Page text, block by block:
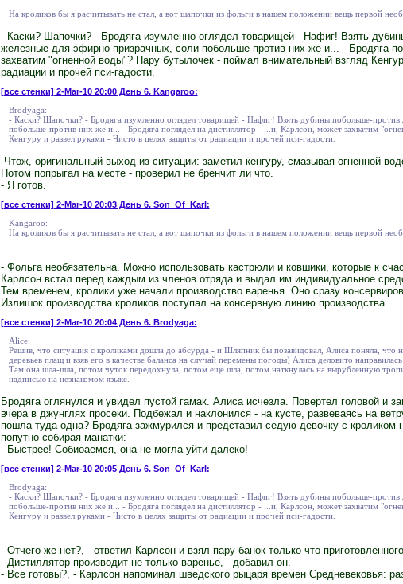
На кроликов бы я расчитывать не стал, а вот шапочки из фольги в нашем положении вещь первой
- Каски? Шапочки? - Бродяга изумленно оглядел товарищей - Нафиг! Взять
железные-для эфирно-призрачных, соли побольше-против них же и... - Бродяга
захватим "огненной воды"? Пару бутылочек - поймал внимательный взгляд
радиации и прочей пси-гадости.
[все стенки] 2-Mar-10 20:00 День 6. Kangaroo:
Brodyaga:
- Каски? Шапочки? - Бродяга изумленно оглядел товарищей - Нафиг! Взять дубины побольше-
побольше-против них же и... - Бродяга поглядел на дистиллятор - ...и, Карлсон, может захватим
Кенгуру и развел руками - Чисто в целях защиты от радиации и прочей пси-гадости.
-Чтож, оригинальный выход из ситуации: заметил кенгуру, смазывая огненной
Потом попрыгал на месте - проверил не бренчит ли что.
- Я готов.
[все стенки] 2-Mar-10 20:03 День 6. Son_Of_Karl:
Kangaroo:
На кроликов бы я расчитывать не стал, а вот шапочки из фольги в нашем положении вещь первой
- Фольга необязательна. Можно использовать кастрюли и ковшики, которые к
Карлсон встал перед каждым из членов отряда и выдал им индивидуальное
Тем временем, кролики уже начали производство варенья. Оно сразу
Излишок производства кроликов поступал на консервную линию производства.
[все стенки] 2-Mar-10 20:04 День 6. Brodyaga:
Alice:
Решив, что ситуация с кроликами дошла до абсурда - и Шляпник бы позавидовал, Алиса поняла, что
деревьев плащ и взяв его в качестве баланса на случай перемены погоды) Алиса деловито
Там она шла-шла, потом чуток передохнула, потом еще шла, потом наткнулась на вырубленную
надписью на незнакомом языке.
Бродяга оглянулся и увидел пустой гамак. Алиса исчезла. Повертел головой и
вчера в джунглях просеки. Подбежал и наклонился - на кусте, развеваясь на
пошла туда одна? Бродяга зажмурился и представил седую девочку с кроликом
попутно собирая манатки:
- Быстрее! Собиоаемся, она не могла уйти далеко!
[все стенки] 2-Mar-10 20:05 День 6. Son_Of_Karl:
Brodyaga:
- Каски? Шапочки? - Бродяга изумленно оглядел товарищей - Нафиг! Взять дубины побольше-
побольше-против них же и... - Бродяга поглядел на дистиллятор - ...и, Карлсон, может захватим
Кенгуру и развел руками - Чисто в целях защиты от радиации и прочей пси-гадости.
- Отчего же нет?, - ответил Карлсон и взял пару банок только что
- Дистиллятор производит не только варенье, - добавил он.
- Все готовы?, - Карлсон напоминал шведского рыцаря времен Средневековья: